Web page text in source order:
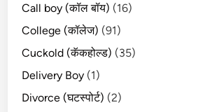
Call boy (कॉल बॉय) (16)
College (कॉलेज) (91)
Cuckold (कॅकहोल्ड) (35)
Delivery Boy (1)
Divorce (घटस्पोर्ट) (2)